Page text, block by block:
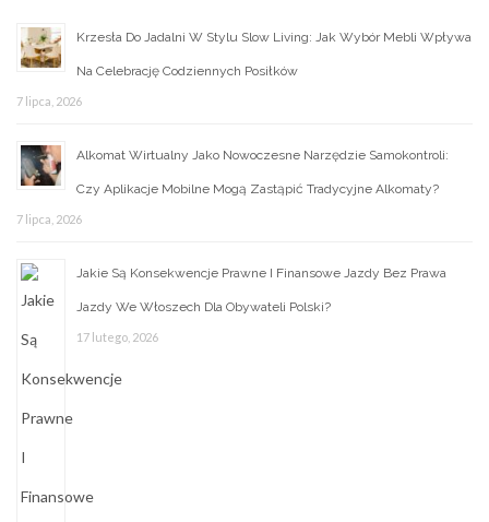
Krzesła Do Jadalni W Stylu Slow Living: Jak Wybór Mebli Wpływa
Na Celebrację Codziennych Posiłków
7 lipca, 2026
Alkomat Wirtualny Jako Nowoczesne Narzędzie Samokontroli:
Czy Aplikacje Mobilne Mogą Zastąpić Tradycyjne Alkomaty?
7 lipca, 2026
Jakie Są Konsekwencje Prawne I Finansowe Jazdy Bez Prawa
Jazdy We Włoszech Dla Obywateli Polski?
17 lutego, 2026